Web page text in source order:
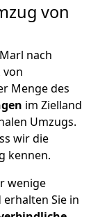
von
nach
von
Menge des
im Zielland
Umzugs.
wir die
kennen.
wenige
Sie in